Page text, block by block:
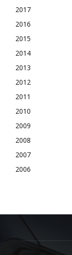
2017
2016
2015
2014
2013
2012
2011
2010
2009
2008
2007
2006